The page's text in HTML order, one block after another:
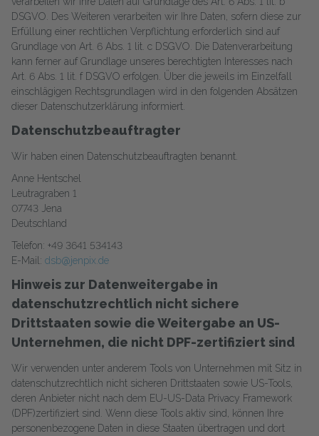
DSGVO. Des Weiteren verarbeiten wir Ihre Daten, sofern diese zur
Erfüllung einer rechtlichen Verpflichtung erforderlich sind auf
Grundlage von Art. 6 Abs. 1 lit. c DSGVO. Die Datenverarbeitung
kann ferner auf Grundlage unseres berechtigten Interesses nach
Art. 6 Abs. 1 lit. f DSGVO erfolgen. Über die jeweils im Einzelfall
einschlägigen Rechtsgrundlagen wird in den folgenden Absätzen
dieser Datenschutzerklärung informiert.
Datenschutzbeauftragter
Wir haben einen Datenschutzbeauftragten benannt.
Anne Hentschel
Leutragraben 1
07743 Jena
Deutschland
Telefon: +49 3641 534143
E-Mail: dsb@jenpix.de
Hinweis zur Datenweitergabe in
datenschutzrechtlich nicht sichere
Drittstaaten sowie die Weitergabe an US-
Unternehmen, die nicht DPF-zertifiziert sind
Wir verwenden unter anderem Tools von Unternehmen mit Sitz in
datenschutzrechtlich nicht sicheren Drittstaaten sowie US-Tools,
deren Anbieter nicht nach dem EU-US-Data Privacy Framework
(DPF)zertifiziert sind. Wenn diese Tools aktiv sind, können Ihre
personenbezogene Daten in diese Staaten übertragen und dort